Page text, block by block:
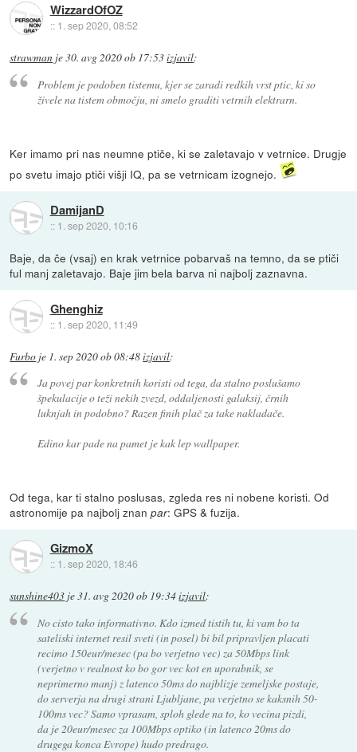
WizzardOfOZ
:: 1. sep 2020, 08:52
strawman je30. avg 2020 ob 17:53izjavil:
Problem je podoben tistemu, kjer se zaradi redkih vrst ptic, ki so
živele na tistem območju, ni smelo graditi vetrnih elektrarn.
Ker imamo pri nas neumne ptiče, ki se zaletavajo v vetrnice. Drugje
po svetu imajo ptiči višji IQ, pa se vetrnicam izognejo.
DamijanD
:: 1. sep 2020, 10:16
Baje, da če (vsaj) en krak vetrnice pobarvaš na temno, da se ptiči
ful manj zaletavajo. Baje jim bela barva ni najbolj zaznavna.
Ghenghiz
:: 1. sep 2020, 11:49
Furbo je 1. sep 2020 ob 08:48izjavil:
Ja povej par konkretnih koristi od tega, da stalno poslušamo
špekulacije o teži nekih zvezd, oddaljenosti galaksij, črnih
luknjah in podobno? Razen finih plač za take nakladače.
Edino kar pade na pamet je kak lep wallpaper.
Od tega, kar ti stalno poslusas, zgleda res ni nobene koristi. Od
astronomije pa najbolj znanpar: GPS & fuzija.
GizmoX
:: 1. sep 2020, 18:46
sunshine403 je31. avg 2020 ob 19:34izjavil:
No cisto tako informativno. Kdo izmed tistih tu, ki vam bo ta
sateliski internet resil sveti (in posel) bi bil pripravljen placati
recimo 150eur/mesec (pa bo verjetno vec) za 50Mbps link
(verjetno v realnost ko bo gor vec kot en uporabnik, se
neprimerno manj) z latenco 50ms do najblizje zemeljske postaje,
do serverja na drugi strani Ljubljane, pa verjetno se kaksnih 50-
100ms vec? Samo vprasam, sploh glede na to, ko vecina pizdi,
da je 20eur/mesec za 100Mbps optiko (in latenco 20ms do
drugega konca Evrope) hudo predrago.